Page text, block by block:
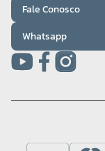
Fale Conosco
Whatsapp